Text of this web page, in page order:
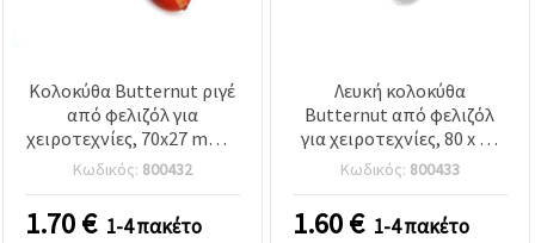
Κολοκύθα Butternut ριγέ
από φελιζόλ για
χειροτεχνίες, 70x27 mm –
Σετ 5 τεμ.
Κωδικός: 800432
1.70€ 1-4 πακέτο
Λευκή κολοκύθα
Butternut από φελιζόλ
για χειροτεχνίες, 80 x 35
mm - 4 τεμ.
Κωδικός: 800433
1.60€ 1-4 πακέτο